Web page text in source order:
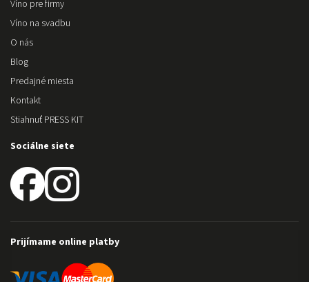
Víno pre firmy
Víno na svadbu
O nás
Blog
Predajné miesta
Kontakt
Stiahnuť PRESS KIT
Sociálne siete
Prijímame online platby